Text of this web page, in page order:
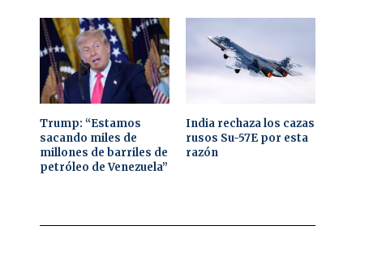
Trump: “Estamos
sacando miles de
millones de barriles de
petróleo de Venezuela”
India rechaza los cazas
rusos Su-57E por esta
razón